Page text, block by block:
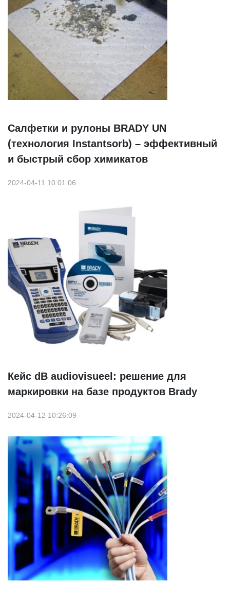
Салфетки и рулоны BRADY UN
(технология Instantsorb) – эффективный
и быстрый сбор химикатов
2024-04-11 10:01:06
Кейс dB audiovisueel: решение для
маркировки на базе продуктов Brady
2024-04-12 10:26:09